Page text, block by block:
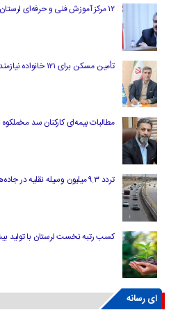
۱۲ مرکز آموزش فنی و حرفه‌ای لرستان تجهیز و ساماندهی شد
تأمین مسکن برای ۱۲۱ خانواده نیازمند
مطالبات بیمه‌ای کارکنان سد
تردد ۹.۳ میلیون وسیله نقلیه در جاده‌های لرستان در طرح اربعین
کسب رتبه نخست لرستان با تولید بیش از ۲۹ میلیون
ای رسانه